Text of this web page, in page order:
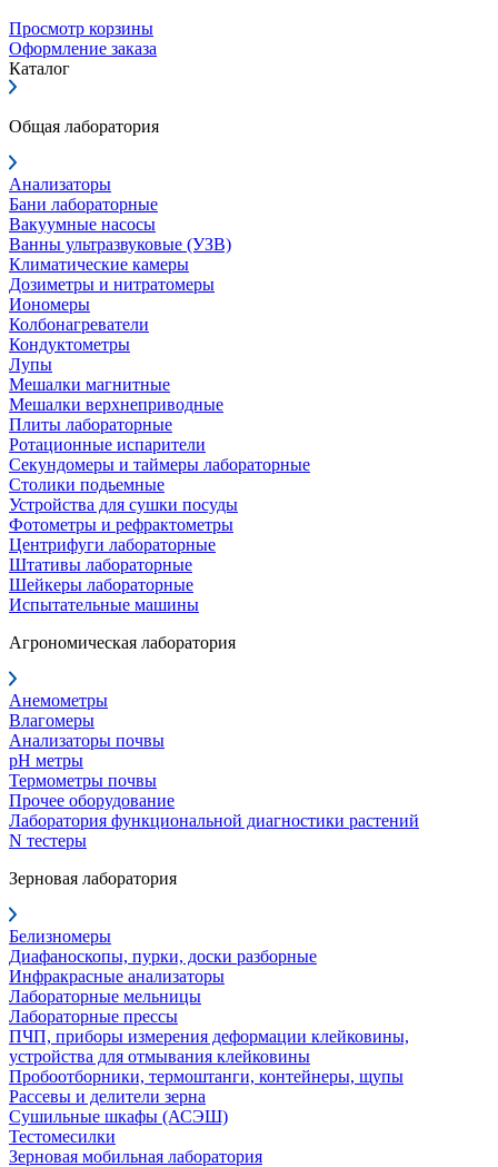
Просмотр корзины
Оформление заказа
Каталог
Общая лаборатория
Анализаторы
Бани лабораторные
Вакуумные насосы
Ванны ультразвуковые (УЗВ)
Климатические камеры
Дозиметры и нитратомеры
Иономеры
Колбонагреватели
Кондуктометры
Лупы
Мешалки магнитные
Мешалки верхнеприводные
Плиты лабораторные
Ротационные испарители
Секундомеры и таймеры лабораторные
Столики подьемные
Устройства для сушки посуды
Фотометры и рефрактометры
Центрифуги лабораторные
Штативы лабораторные
Шейкеры лабораторные
Испытательные машины
Агрономическая лаборатория
Анемометры
Влагомеры
Анализаторы почвы
pH метры
Термометры почвы
Прочее оборудование
Лаборатория функциональной диагностики растений
N тестеры
Зерновая лаборатория
Белизномеры
Диафаноскопы, пурки, доски разборные
Инфракрасные анализаторы
Лабораторные мельницы
Лабораторные прессы
ПЧП, приборы измерения деформации клейковины,
устройства для отмывания клейковины
Пробоотборники, термоштанги, контейнеры, щупы
Рассевы и делители зерна
Сушильные шкафы (АСЭШ)
Тестомесилки
Зерновая мобильная лаборатория